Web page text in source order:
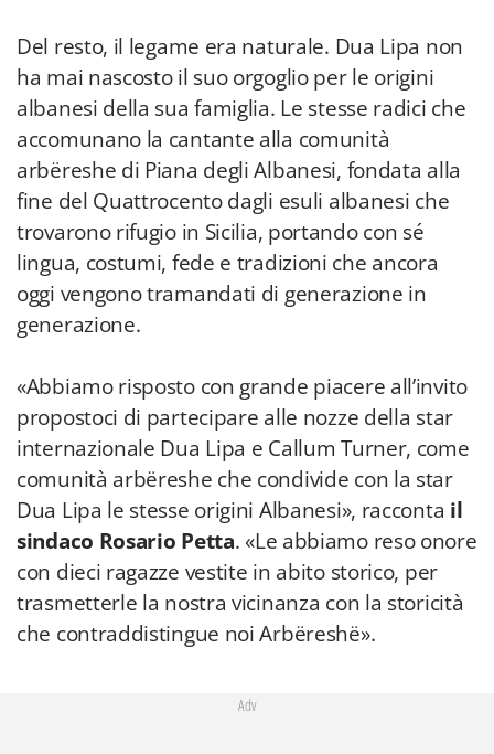
Del resto, il legame era naturale. Dua Lipa non
ha mai nascosto il suo orgoglio per le origini
albanesi della sua famiglia. Le stesse radici che
accomunano la cantante alla comunità
arbëreshe di Piana degli Albanesi, fondata alla
fine del Quattrocento dagli esuli albanesi che
trovarono rifugio in Sicilia, portando con sé
lingua, costumi, fede e tradizioni che ancora
oggi vengono tramandati di generazione in
generazione.
«Abbiamo risposto con grande piacere all’invito
propostoci di partecipare alle nozze della star
internazionale Dua Lipa e Callum Turner, come
comunità arbëreshe che condivide con la star
Dua Lipa le stesse origini Albanesi», racconta il
sindaco Rosario Petta. «Le abbiamo reso onore
con dieci ragazze vestite in abito storico, per
trasmetterle la nostra vicinanza con la storicità
che contraddistingue noi Arbëreshë».
Adv